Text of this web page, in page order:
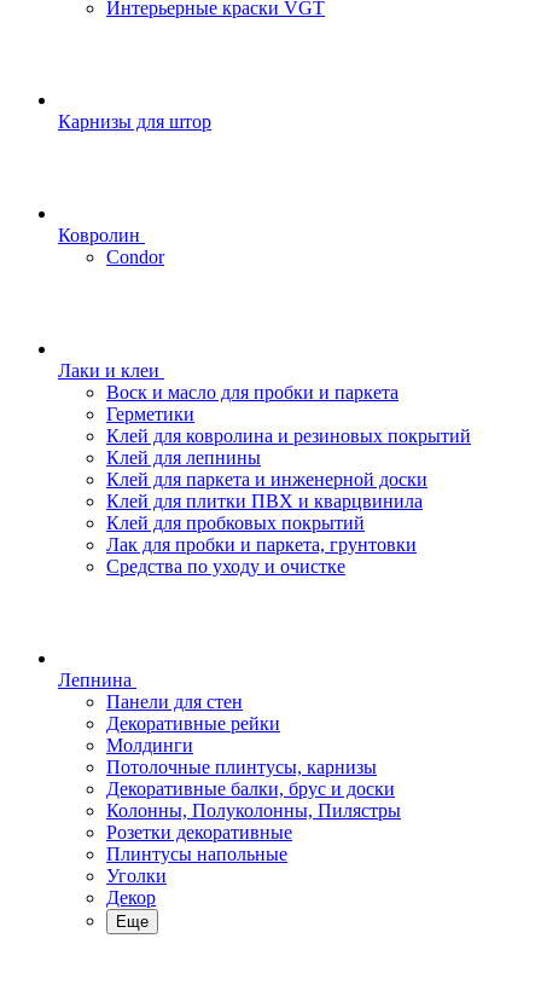
Интерьерные краски VGT
Карнизы для штор
Ковролин
Condor
Лаки и клеи
Воск и масло для пробки и паркета
Герметики
Клей для ковролина и резиновых покрытий
Клей для лепнины
Клей для паркета и инженерной доски
Клей для плитки ПВХ и кварцвинила
Клей для пробковых покрытий
Лак для пробки и паркета, грунтовки
Средства по уходу и очистке
Лепнина
Панели для стен
Декоративные рейки
Молдинги
Потолочные плинтусы, карнизы
Декоративные балки, брус и доски
Колонны, Полуколонны, Пилястры
Розетки декоративные
Плинтусы напольные
Уголки
Декор
Еще